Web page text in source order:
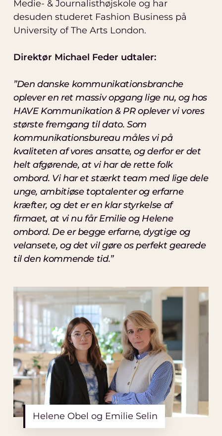
Medie- & Journalisthøjskole og har
desuden studeret Fashion Business på
University of The Arts London.
Direktør Michael Feder udtaler:
”Den danske kommunikationsbranche
oplever en ret massiv opgang lige nu, og hos
HAVE Kommunikation & PR oplever vi vores
største fremgang til dato. Som
kommunikationsbureau måles vi på
kvaliteten af vores ansatte, og derfor er det
helt afgørende, at vi har de rette folk
ombord. Vi har et stærkt team med lige dele
unge, ambitiøse toptalenter og erfarne
kræfter, og det er en klar styrkelse af
firmaet, at vi nu får Emilie og Helene
ombord. De er begge erfarne, dygtige og
velansete, og det vil gøre os perfekt gearede
til den kommende tid.”
Helene Obel og Emilie Selin